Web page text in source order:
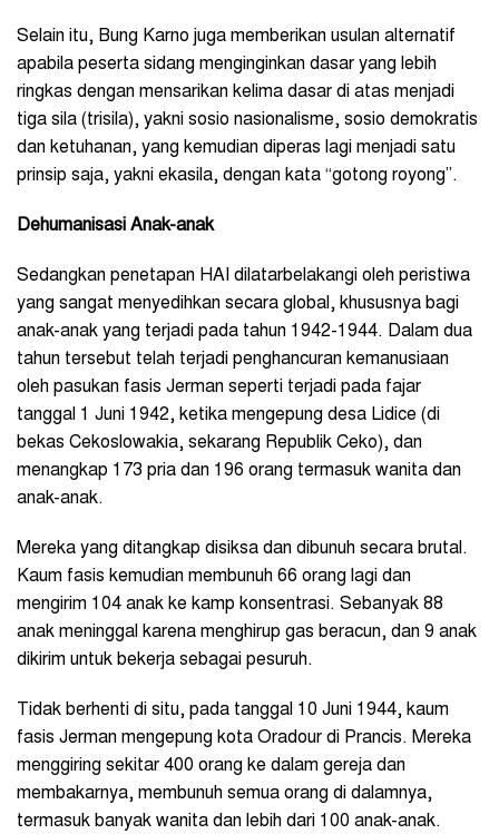
Selain itu, Bung Karno juga memberikan usulan alternatif
apabila peserta sidang menginginkan dasar yang lebih
ringkas dengan mensarikan kelima dasar di atas menjadi
tiga sila (trisila), yakni sosio nasionalisme, sosio demokratis
dan ketuhanan, yang kemudian diperas lagi menjadi satu
prinsip saja, yakni ekasila, dengan kata “gotong royong”.
Dehumanisasi Anak-anak
Sedangkan penetapan HAI dilatarbelakangi oleh peristiwa
yang sangat menyedihkan secara global, khususnya bagi
anak-anak yang terjadi pada tahun 1942-1944. Dalam dua
tahun tersebut telah terjadi penghancuran kemanusiaan
oleh pasukan fasis Jerman seperti terjadi pada fajar
tanggal 1 Juni 1942, ketika mengepung desa Lidice (di
bekas Cekoslowakia, sekarang Republik Ceko), dan
menangkap 173 pria dan 196 orang termasuk wanita dan
anak-anak.
Mereka yang ditangkap disiksa dan dibunuh secara brutal.
Kaum fasis kemudian membunuh 66 orang lagi dan
mengirim 104 anak ke kamp konsentrasi. Sebanyak 88
anak meninggal karena menghirup gas beracun, dan 9 anak
dikirim untuk bekerja sebagai pesuruh.
Tidak berhenti di situ, pada tanggal 10 Juni 1944, kaum
fasis Jerman mengepung kota Oradour di Prancis. Mereka
menggiring sekitar 400 orang ke dalam gereja dan
membakarnya, membunuh semua orang di dalamnya,
termasuk banyak wanita dan lebih dari 100 anak-anak.